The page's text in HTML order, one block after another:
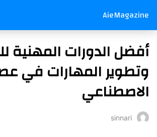
AieMagazine
أفضل الدورات المهنية
وتطوير المهارات في
الاصطناعي
sinnari